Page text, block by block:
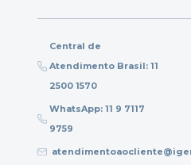
Central de
Atendimento Brasil: 11
2500 1570
WhatsApp: 11 9 7117
9759